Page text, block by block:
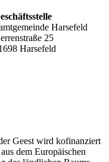
Harsefeld
25
Harsefeld
Geest wird kofinanziert
dem Europäischen